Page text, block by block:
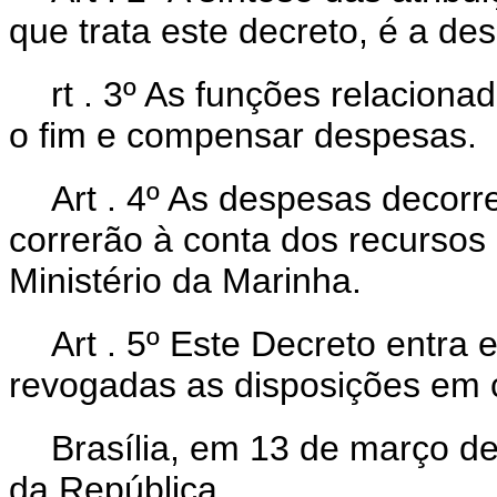
que trata este decreto, é a
rt . 3º As funções
o fim e compensar despesas.
Art . 4º As despesas
correrão à conta dos
Ministério da Marinha.
Art . 5º Este Decreto entra
revogadas as disposições em
Brasília, em 13 de março